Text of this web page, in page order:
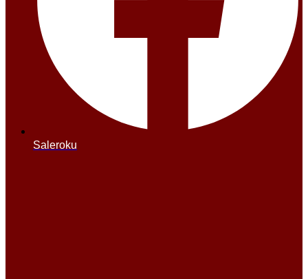
Saleroku